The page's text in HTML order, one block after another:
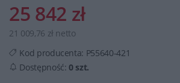
25 842 zł
21 009,76 zł netto
Kod producenta: P55640-421
Dostępność:0 szt.